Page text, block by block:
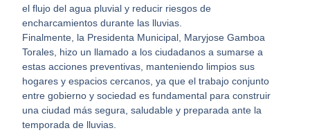
el flujo del agua pluvial y reducir riesgos de
encharcamientos durante las lluvias.
Finalmente, la Presidenta Municipal, Maryjose Gamboa
Torales, hizo un llamado a los ciudadanos a sumarse a
estas acciones preventivas, manteniendo limpios sus
hogares y espacios cercanos, ya que el trabajo conjunto
entre gobierno y sociedad es fundamental para construir
una ciudad más segura, saludable y preparada ante la
temporada de lluvias.